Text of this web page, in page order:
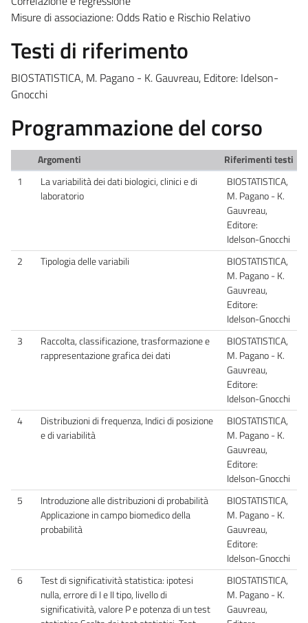
Misure di associazione: Odds Ratio e Rischio Relativo
Testi di riferimento
BIOSTATISTICA, M. Pagano - K. Gauvreau, Editore: Idelson-
Gnocchi
Programmazione del corso
Argomenti
Riferimenti testi
1
La variabilità dei dati biologici, clinici e di
laboratorio
BIOSTATISTICA,
M. Pagano - K.
Gauvreau,
Editore:
Idelson-Gnocchi
2
Tipologia delle variabili
BIOSTATISTICA,
M. Pagano - K.
Gauvreau,
Editore:
Idelson-Gnocchi
3
Raccolta, classificazione, trasformazione e
rappresentazione grafica dei dati
BIOSTATISTICA,
M. Pagano - K.
Gauvreau,
Editore:
Idelson-Gnocchi
4
Distribuzioni di frequenza, Indici di posizione
e di variabilità
BIOSTATISTICA,
M. Pagano - K.
Gauvreau,
Editore:
Idelson-Gnocchi
5
Introduzione alle distribuzioni di probabilità
Applicazione in campo biomedico della
probabilità
BIOSTATISTICA,
M. Pagano - K.
Gauvreau,
Editore:
Idelson-Gnocchi
6
Test di significatività statistica: ipotesi
nulla, errore di I e II tipo, livello di
significatività, valore P e potenza di un test
BIOSTATISTICA,
M. Pagano - K.
Gauvreau,